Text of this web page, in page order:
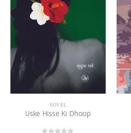
NOVEL
Uske Hisse Ki Dhoop